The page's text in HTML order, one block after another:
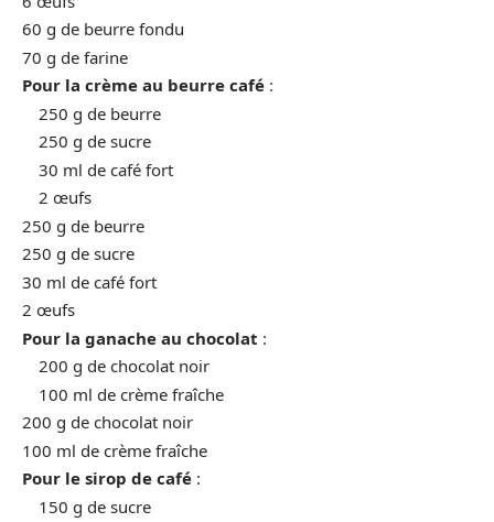
60 g de beurre fondu
70 g de farine
Pour la crème au beurre café :
250 g de beurre
250 g de sucre
30 ml de café fort
2 œufs
250 g de beurre
250 g de sucre
30 ml de café fort
2 œufs
Pour la ganache au chocolat :
200 g de chocolat noir
100 ml de crème fraîche
200 g de chocolat noir
100 ml de crème fraîche
Pour le sirop de café :
150 g de sucre